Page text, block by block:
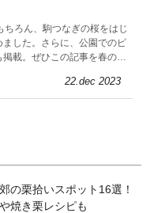
ろん、駒つなぎの桜をはじ
した。さらに、公園でのピ
載。ぜひこの記事を春のお
22.dec 2023
の栗拾いスポット16選！
焼き栗レシピも